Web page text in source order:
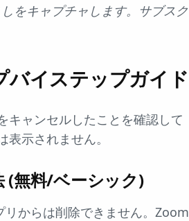
をキャプチャします。サブスク
イステップガイド
キャンセルしたことを確認して
示されません。
(無料/ベーシック)
からは削除できません。Zoom